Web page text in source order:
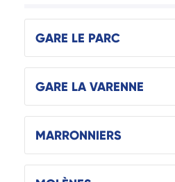
GARE LE PARC
GARE LA VARENNE
MARRONNIERS